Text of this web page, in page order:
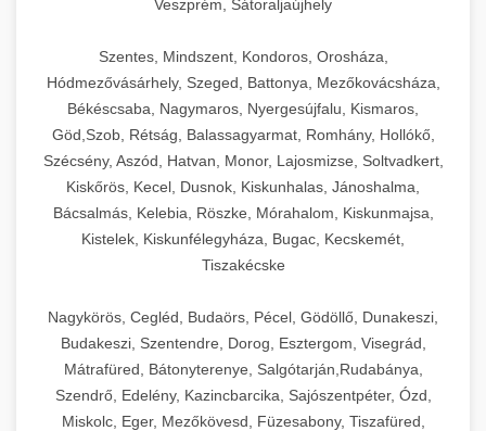
Veszprém, Sátoraljaújhely
Szentes, Mindszent, Kondoros, Orosháza,
Hódmezővásárhely, Szeged, Battonya, Mezőkovácsháza,
Békéscsaba, Nagymaros, Nyergesújfalu, Kismaros,
Göd,Szob, Rétság, Balassagyarmat, Romhány, Hollókő,
Szécsény, Aszód, Hatvan, Monor, Lajosmizse, Soltvadkert,
Kiskőrös, Kecel, Dusnok, Kiskunhalas, Jánoshalma,
Bácsalmás, Kelebia, Röszke, Mórahalom, Kiskunmajsa,
Kistelek, Kiskunfélegyháza, Bugac, Kecskemét,
Tiszakécske
Nagykörös, Cegléd, Budaörs, Pécel, Gödöllő, Dunakeszi,
Budakeszi, Szentendre, Dorog, Esztergom, Visegrád,
Mátrafüred, Bátonyterenye, Salgótarján,Rudabánya,
Szendrő, Edelény, Kazincbarcika, Sajószentpéter, Ózd,
Miskolc, Eger, Mezőkövesd, Füzesabony, Tiszafüred,